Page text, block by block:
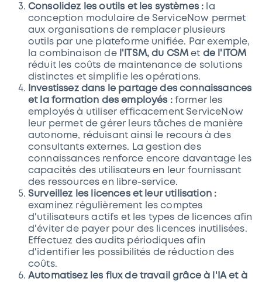
Consolidez les outils et les systèmes : la
conception modulaire de ServiceNow permet
aux organisations de remplacer plusieurs
outils par une plateforme unifiée. Par exemple,
la combinaison de l'ITSM, du CSM et de l'ITOM
réduit les coûts de maintenance de solutions
distinctes et simplifie les opérations.
Investissez dans le partage des connaissances
et la formation des employés : former les
employés à utiliser efficacement ServiceNow
leur permet de gérer leurs tâches de manière
autonome, réduisant ainsi le recours à des
consultants externes. La gestion des
connaissances renforce encore davantage les
capacités des utilisateurs en leur fournissant
des ressources en libre-service.
Surveillez les licences et leur utilisation :
examinez régulièrement les comptes
d'utilisateurs actifs et les types de licences afin
d'éviter de payer pour des licences inutilisées.
Effectuez des audits périodiques afin
d'identifier les possibilités de réduction des
coûts.
Automatisez les flux de travail grâce à l'IA et à